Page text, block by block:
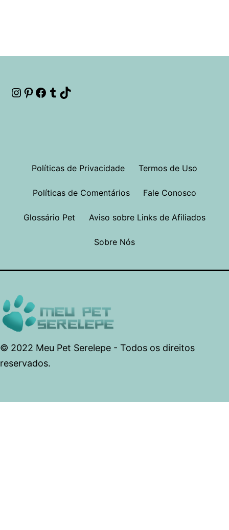
Instagram
Pinterest
Facebook
Tumblr
Políticas de Privacidade Termos de Uso
Políticas de Comentários Fale Conosco
Glossário Pet Aviso sobre Links de Afiliados
Sobre Nós
© 2022 Meu Pet Serelepe - Todos os direitos
reservados.